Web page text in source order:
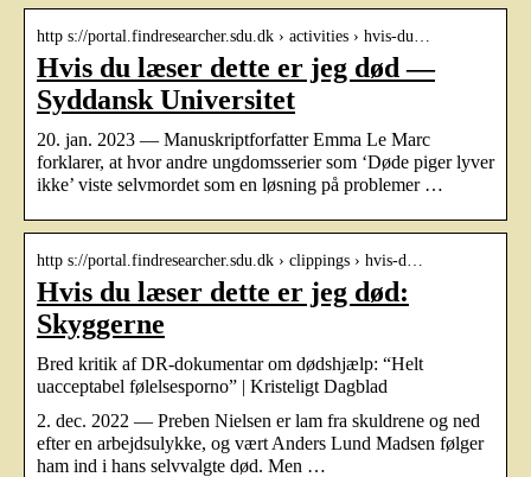
http s://portal.findresearcher.sdu.dk › activities › hvis-du…
Hvis du læser dette er jeg død —
Syddansk Universitet
20. jan. 2023 — Manuskriptforfatter Emma Le Marc
forklarer, at hvor andre ungdomsserier som ‘Døde piger lyver
ikke’ viste selvmordet som en løsning på problemer …
http s://portal.findresearcher.sdu.dk › clippings › hvis-d…
Hvis du læser dette er jeg død:
Skyggerne
Bred kritik af DR-dokumentar om dødshjælp: “Helt
uacceptabel følelsesporno” | Kristeligt Dagblad
2. dec. 2022 — Preben Nielsen er lam fra skuldrene og ned
efter en arbejdsulykke, og vært Anders Lund Madsen følger
ham ind i hans selvvalgte død. Men …